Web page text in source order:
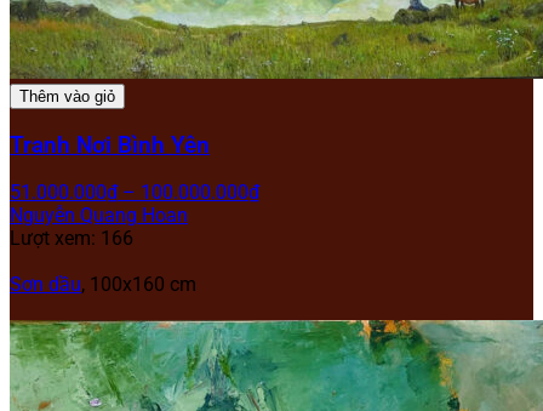
Thêm vào giỏ
Tranh Nơi Bình Yên
51.000.000₫ – 100.000.000₫
Nguyễn Quang Hoan
Lượt xem: 166
Sơn dầu, 100x160 cm